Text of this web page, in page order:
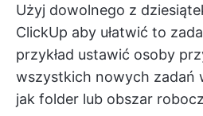
Użyj dowolnego z
ClickUp aby ułatwić to
przykład ustawić osoby
wszystkich nowych zadań
jak folder lub obszar